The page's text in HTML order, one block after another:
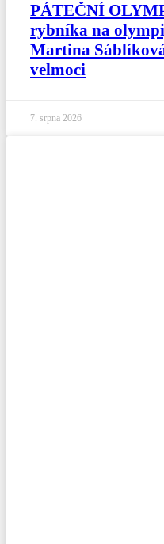
PÁTEČNÍ
rybníka na
Martina
velmoci
7. srpna 2026